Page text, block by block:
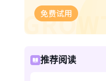
推荐阅读